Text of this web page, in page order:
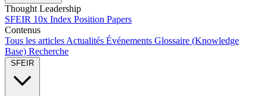
Thought Leadership
SFEIR 10x Index Position Papers
Contenus
Tous les articles Actualités Événements Glossaire (Knowledge
Base) Recherche
SFEIR